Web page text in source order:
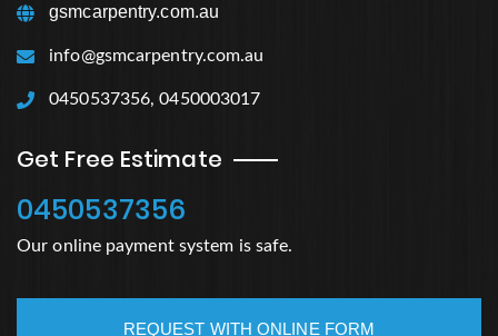
gsmcarpentry.com.au
info@gsmcarpentry.com.au
0450537356, 0450003017
Get Free Estimate
0450537356
Our online payment system is safe.
REQUEST WITH ONLINE FORM